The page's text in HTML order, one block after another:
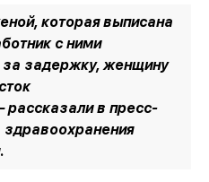
которая выписана
с ними
за задержку, женщину
рассказали в пресс-